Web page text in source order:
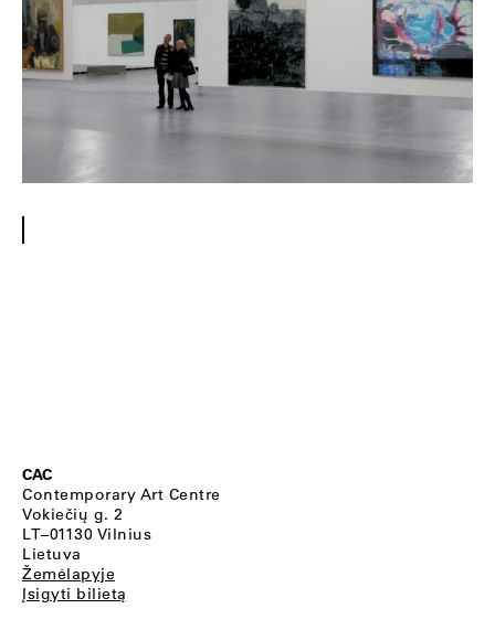
CAC
Contemporary Art Centre
Vokiečių g. 2
LT–01130 Vilnius
Lietuva
Žemėlapyje
Įsigyti bilietą